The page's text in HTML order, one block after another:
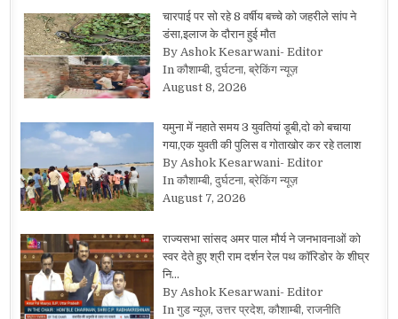
चारपाई पर सो रहे 8 वर्षीय बच्चे को जहरीले सांप ने
डंसा,इलाज के दौरान हुई मौत
By Ashok Kesarwani- Editor
In कौशाम्बी, दुर्घटना, ब्रेकिंग न्यूज़
August 8, 2026
यमुना में नहाते समय 3 युवतियां डूबी,दो को बचाया
गया,एक युवती की पुलिस व गोताखोर कर रहे तलाश
By Ashok Kesarwani- Editor
In कौशाम्बी, दुर्घटना, ब्रेकिंग न्यूज़
August 7, 2026
राज्यसभा सांसद अमर पाल मौर्य ने जनभावनाओं को
स्वर देते हुए श्री राम दर्शन रेल पथ कॉरिडोर के शीघ्र
नि…
By Ashok Kesarwani- Editor
In गुड न्यूज़, उत्तर प्रदेश, कौशाम्बी, राजनीति